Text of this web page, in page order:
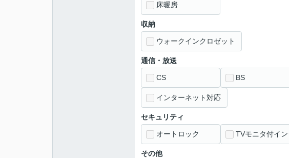
床暖房
収納
ウォークインクロゼット
通信・放送
CS BS
インターネット対応
セキュリティ
オートロック TVモニタ付イ
その他